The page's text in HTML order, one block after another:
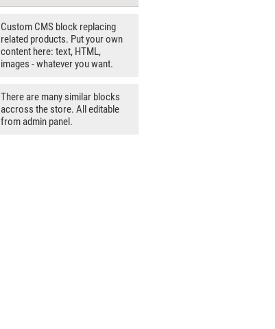
Custom CMS block replacing
related products. Put your own
content here: text, HTML,
images - whatever you want.
There are many similar blocks
accross the store. All editable
from admin panel.